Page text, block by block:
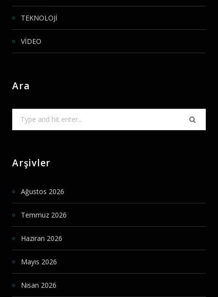
TEKNOLOJİ
VİDEO
Ara
Arşivler
Ağustos 2026
Temmuz 2026
Haziran 2026
Mayıs 2026
Nisan 2026